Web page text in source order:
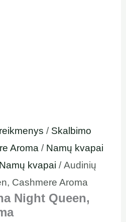
/ Skalbimo
Aroma / Namų kvapai
Namų kvapai / Audinių
Cashmere Aroma
Night Queen,